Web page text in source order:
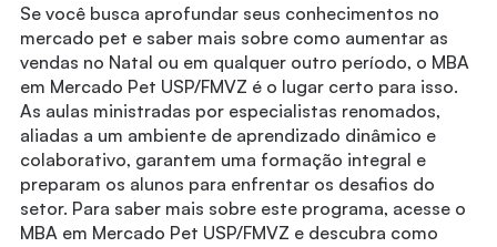
Se você busca aprofundar seus conhecimentos no
mercado pet e saber mais sobre como aumentar as
vendas no Natal ou em qualquer outro período, o MBA
em Mercado Pet USP/FMVZ é o lugar certo para isso.
As aulas ministradas por especialistas renomados,
aliadas a um ambiente de aprendizado dinâmico e
colaborativo, garantem uma formação integral e
preparam os alunos para enfrentar os desafios do
setor. Para saber mais sobre este programa, acesse o
MBA em Mercado Pet USP/FMVZ e descubra como